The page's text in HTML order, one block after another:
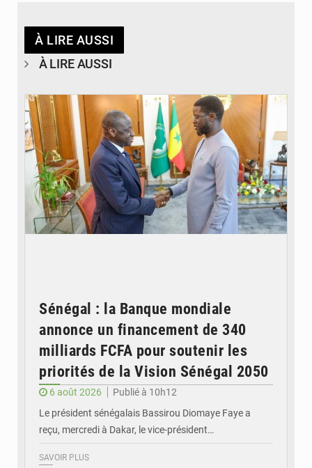
À LIRE AUSSI
À LIRE AUSSI
Sénégal : la Banque mondiale
annonce un financement de 340
milliards FCFA pour soutenir les
priorités de la Vision Sénégal 2050
6 août 2026
Publié à 10h12
Le président sénégalais Bassirou Diomaye Faye a
reçu, mercredi à Dakar, le vice-président…
SAVOIR PLUS